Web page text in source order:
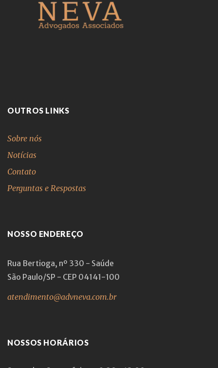
OUTROS LINKS
Sobre nós
Notícias
Contato
Perguntas e Respostas
NOSSO ENDEREÇO
Rua Bertioga, nº 330 - Saúde
São Paulo/SP - CEP 04141-100
atendimento@advneva.com.br
NOSSOS HORÁRIOS